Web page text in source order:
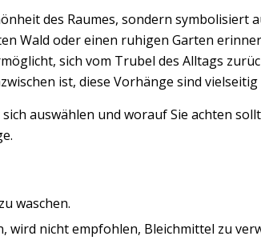
des Raumes, sondern symbolisiert
Wald oder einen ruhigen Garten
sich vom Trubel des Alltags
ist, diese Vorhänge sind vielseitig
auswählen und worauf Sie achten
waschen.
wird nicht empfohlen, Bleichmittel zu